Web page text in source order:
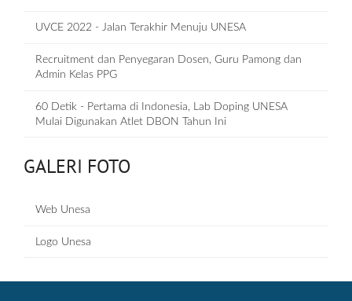
UVCE 2022 - Jalan Terakhir Menuju UNESA
Recruitment dan Penyegaran Dosen, Guru Pamong dan
Admin Kelas PPG
60 Detik - Pertama di Indonesia, Lab Doping UNESA
Mulai Digunakan Atlet DBON Tahun Ini
GALERI FOTO
Web Unesa
Logo Unesa